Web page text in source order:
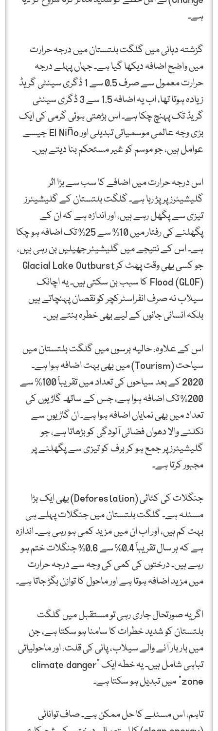
ہے۔
گزشتہ دہائی میں گلگت بلتستان میں درجہ حرارت
میں واضح اضافہ دیکھا گیا ہے۔ جہاں پہلے درجہ
حرارت معمول سے صرف 0.5 سے 1 ڈگری سینٹی گریڈ
زیادہ ہوتا تھا، اب یہ اضافہ 1.5 سے 3 ڈگری سینٹی
گریڈ تک پہنچ چکا ہے۔ اس بڑھتی ہوئی گرمی کی ایک
بڑی وجہ عالمی موسمیاتی تبدیلی اور El Niño جیسے
عوامل ہیں، جو موسم کو غیر مستحکم بنا دیتے ہیں۔
اس درجہ حرارت میں اضافے کا سب سے بڑا اثر
گلیشیئرز پر پڑ رہا ہے۔ گلگت بلتستان کے گلیشیئرز
تیزی سے پگھل رہے ہیں، اور اندازہ ہے کہ ان کے
پگھلنے کی رفتار میں 10% سے 25% تک اضافہ ہو چکا
ہے۔ اس کے نتیجے میں گلیشیئر جھیلیں بن رہی ہیں،
جو کسی بھی وقت پھٹ کر Glacial Lake Outburst
Flood (GLOF) کا سبب بن سکتی ہیں۔ یہ اچانک
سیلاب نہ صرف انفراسٹرکچر کو نقصان پہنچاتے ہیں
بلکہ انسانی جانوں کے لیے بھی خطرہ بنتے ہیں۔
اس کے علاوہ، حالیہ برسوں میں گلگت بلتستان میں
سیاحت (Tourism) میں بھی بہت اضافہ ہوا ہے۔
2020 کے بعد سیاحوں کی تعداد میں تقریباً 100% سے
200% تک اضافہ ہوا ہے، جس کے ساتھ گاڑیوں کی
تعداد میں بھی نمایاں اضافہ ہوا ہے۔ ان گاڑیوں سے
نکلنے والا دھواں فضائی آلودگی کو بڑھاتا ہے، جو
گلیشیئرز پر جمع ہو کر برف کو تیزی سے پگھلنے پر
مجبور کرتا ہے۔
جنگلات کی کٹائی (Deforestation) بھی ایک بڑا
مسئلہ ہے۔ گلگت بلتستان میں جنگلات پہلے ہی
بہت کم ہیں، اور اب ان میں مزید کمی ہو رہی ہے۔ اندازہ
ہے کہ ہر سال تقریباً 0.4% سے 0.6% جنگلات ختم ہو
رہے ہیں۔ درختوں کی کمی کی وجہ سے درجہ حرارت
میں مزید اضافہ ہوتا ہے اور ماحول کا توازن بگڑ جاتا ہے۔
اگر یہ صورتحال جاری رہی تو مستقبل میں گلگت
بلتستان کو شدید خطرات کا سامنا ہو سکتا ہے، جن
میں بار بار آنے والے سیلاب، پانی کی قلت، اور ماحولیاتی
تباہی شامل ہیں۔ یہ خطہ ایک “climate danger
zone” میں تبدیل ہو سکتا ہے۔
تاہم، اس مسئلے کا حل ممکن ہے۔ صاف توانائی